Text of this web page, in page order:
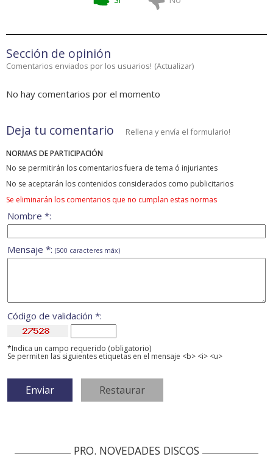
Sección de opinión
Comentarios enviados por los usuarios! (Actualizar)
No hay comentarios por el momento
Deja tu comentario Rellena y envía el formulario!
NORMAS DE PARTICIPACIÓN
No se permitirán los comentarios fuera de tema ó injuriantes
No se aceptarán los contenidos considerados como publicitarios
Se eliminarán los comentarios que no cumplan estas normas
Nombre *:
Mensaje *: (500 caracteres máx)
Código de validación *:
*Indica un campo requerido (obligatorio)
Se permiten las siguientes etiquetas en el mensaje <b> <i> <u>
PRO. NOVEDADES DISCOS